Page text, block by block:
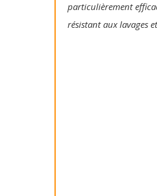
particulièrement
résistant aux lavages